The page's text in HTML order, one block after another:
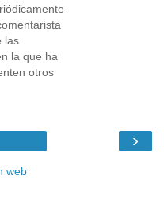
las
la que ha
otros
›
web